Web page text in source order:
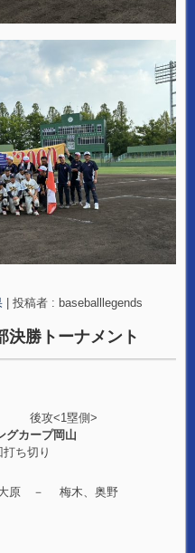
| 投稿者 : baseballlegends
決勝トーナメント
<1塁側>
カープ岡山
切り
大原 － 梅木、奥野